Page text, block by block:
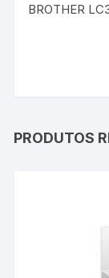
BROTHER
PRODUTOS